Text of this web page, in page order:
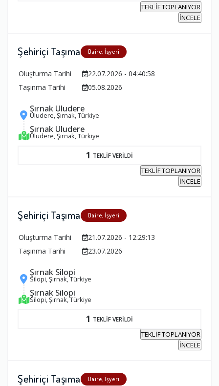
TEKLİF TOPLANIYOR
İNCELE
Şehiriçi Taşıma Daire, İşyeri
Oluşturma Tarihi
22.07.2026 - 04:40:58
Taşınma Tarihi
05.08.2026
Şırnak Uludere
Uludere, Şırnak, Türkiye
Şırnak Uludere
Uludere, Şırnak, Türkiye
1 TEKLİF VERİLDİ
TEKLİF TOPLANIYOR
İNCELE
Şehiriçi Taşıma Daire, İşyeri
Oluşturma Tarihi
21.07.2026 - 12:29:13
Taşınma Tarihi
23.07.2026
Şırnak Silopi
Silopi, Şırnak, Türkiye
Şırnak Silopi
Silopi, Şırnak, Türkiye
1 TEKLİF VERİLDİ
TEKLİF TOPLANIYOR
İNCELE
Şehiriçi Taşıma Daire, İşyeri